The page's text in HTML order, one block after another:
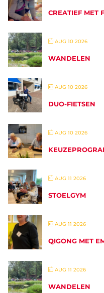
CREATIEF MET
AUG 10 2026
WANDELEN
AUG 10 2026
DUO-FIETSEN
AUG 10 2026
AUG 11 2026
STOELGYM
AUG 11 2026
QIGONG MET
AUG 11 2026
WANDELEN